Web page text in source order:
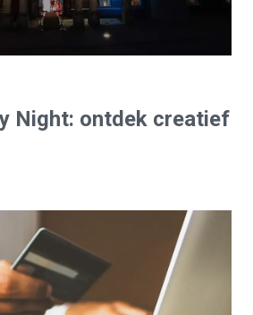
Night: ontdek creatief